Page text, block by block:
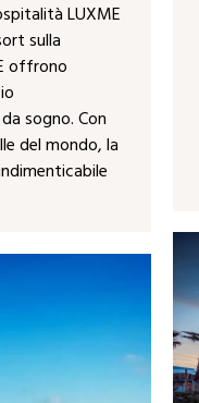
LUXME
sulla
offrono
sogno. Con
del mondo, la